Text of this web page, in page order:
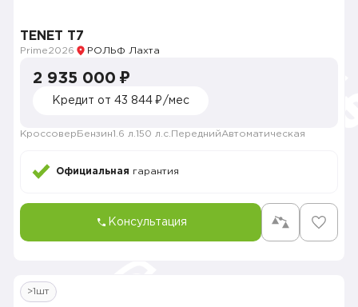
TENET T7
Prime2026 РОЛЬФ Лахта
2 935 000 ₽
Кредит от 43 844 ₽/мес
Кроссовер Бензин1.6 л. 150 л.с. ПереднийАвтоматическая
Официальная гарантия
Консультация
>1шт